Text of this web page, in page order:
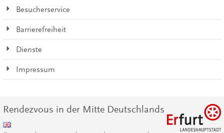
Besucherservice
Barrierefreiheit
Dienste
Impressum
Rendezvous in der Mitte Deutschlands